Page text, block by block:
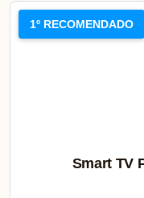
1º RECOMENDADO
Smart TV